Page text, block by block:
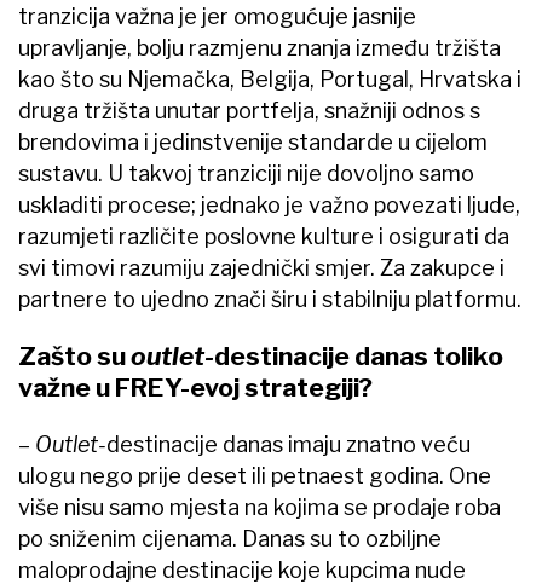
tranzicija važna je jer omogućuje jasnije
upravljanje, bolju razmjenu znanja između tržišta
kao što su Njemačka, Belgija, Portugal, Hrvatska i
druga tržišta unutar portfelja, snažniji odnos s
brendovima i jedinstvenije standarde u cijelom
sustavu. U takvoj tranziciji nije dovoljno samo
uskladiti procese; jednako je važno povezati ljude,
razumjeti različite poslovne kulture i osigurati da
svi timovi razumiju zajednički smjer. Za zakupce i
partnere to ujedno znači širu i stabilniju platformu.
Zašto suoutlet-destinacije danas toliko
važne u FREY-evoj strategiji?
–​ Outlet-destinacije danas imaju znatno veću
ulogu nego prije deset ili petnaest godina. One
više nisu samo mjesta na kojima se prodaje roba
po sniženim cijenama. Danas su to ozbiljne
maloprodajne destinacije koje kupcima nude